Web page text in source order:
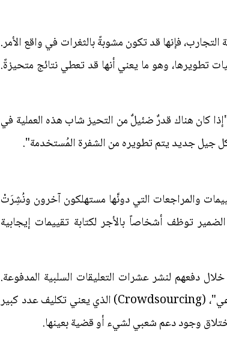
فإنها قد تكون مشوبةً بالثغرات في واقع الأمر.
تطويرها، وهو ما يعني أنها قد تعطي نتائج متحيزةً.
كان هناك قدرٌ ضئيلٌ من التحيز شاب هذه العملية في
جيل جديد يتم تطويره من الشفرة المُستخدمة".
والمراجعات التي دونَّها مستهلكون آخرون ونُشِرَتْ
توظف أشخاصاً بالأجر لكتابة تقييمات إيجابية
دفعهم لنشر عشرات التعليقات السلبية المدفوعة.
ويُعرف ذلك باسم "التعهيد لحشدٍ مؤيدٍ زائف"، وهو مزيجٌ من مصطلحيْ "التعهيد الجماعي"، (Crowdsourcing) الذي يعني تكليف عدد كبير